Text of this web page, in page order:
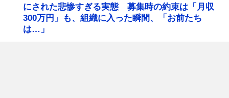
にされた悲惨すぎる実態 募集時の約束は「月収
300万円」も、組織に入った瞬間、「お前たち
は…」